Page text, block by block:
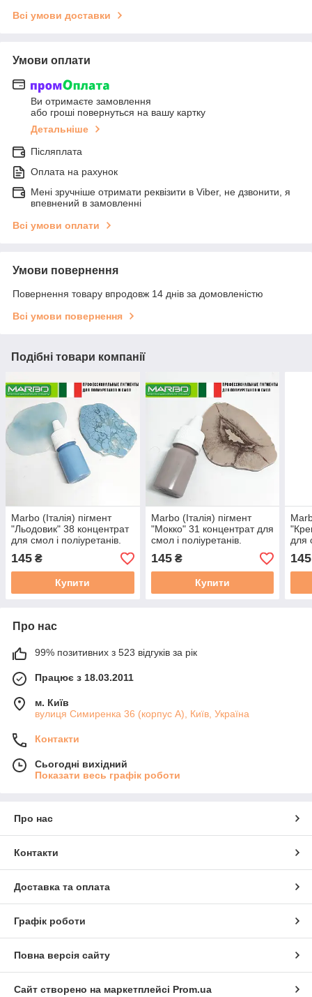
Всі умови доставки
Умови оплати
Ви отримаєте замовлення
або гроші повернуться на вашу картку
Детальніше
Післяплата
Оплата на рахунок
Мені зручніше отримати реквізити в Viber, не дзвонити, я
впевнений в замовленні
Всі умови оплати
Умови повернення
Повернення товару впродовж 14 днів за домовленістю
Всі умови повернення
Подібні товари компанії
Marbo (Італія) пігмент
"Льодовик" 38 концентрат
для смол і поліуретанів.
Марбо, PASTELLO 15 мл.
145 ₴
Купити
Marbo (Італія) пігмент
"Мокко" 31 концентрат для
смол і поліуретанів.
Марбо, PASTELLO 15 мл.
145₴
Купити
для
145
Про нас
99% позитивних з 523 відгуків за рік
Працює з 18.03.2011
м. Київ
вулиця Симиренка 36 (корпус А), Київ, Україна
Контакти
Сьогодні вихідний
Показати весь графік роботи
Про нас
Контакти
Доставка та оплата
Графік роботи
Повна версія сайту
Сайт створено на маркетплейсі Prom.ua